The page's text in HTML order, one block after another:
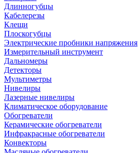
Длинногубцы
Кабелерезы
Клещи
Плоскогубцы
Электрические пробники напряжения
Измерительный инструмент
Дальномеры
Детекторы
Мультиметры
Нивелиры
Лазерные нивелиры
Климатическое оборудование
Обогреватели
Керамические обогреватели
Инфракрасные обогреватели
Конвекторы